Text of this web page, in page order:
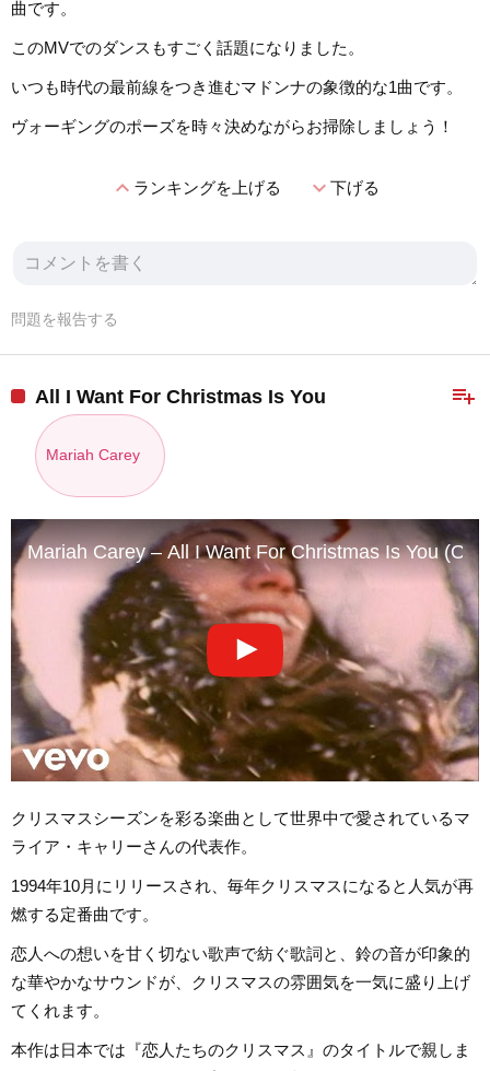
曲です。
このMVでのダンスもすごく話題になりました。
いつも時代の最前線をつき進むマドンナの象徴的な1曲です。
ヴォーギングのポーズを時々決めながらお掃除しましょう！
expand_lessランキングを上げる expand_more下げる
問題を報告する
playlist_add
All I Want For Christmas Is You
Mariah Carey
Mariah Carey – All I Want For Christmas Is You
クリスマスシーズンを彩る楽曲として世界中で愛されているマ
ライア・キャリーさんの代表作。
1994年10月にリリースされ、毎年クリスマスになると人気が再
燃する定番曲です。
恋人への想いを甘く切ない歌声で紡ぐ歌詞と、鈴の音が印象的
な華やかなサウンドが、クリスマスの雰囲気を一気に盛り上げ
てくれます。
本作は日本では『恋人たちのクリスマス』のタイトルで親しま